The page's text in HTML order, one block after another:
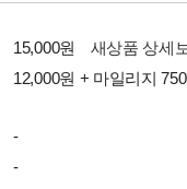
15,000원
새상품 상세
12,000원 + 마일리지
-
-